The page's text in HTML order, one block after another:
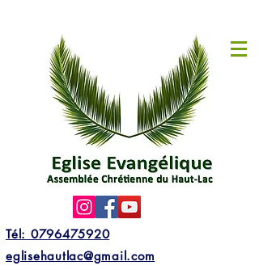
Tél: 0796475920
eglisehautlac@gmail.com